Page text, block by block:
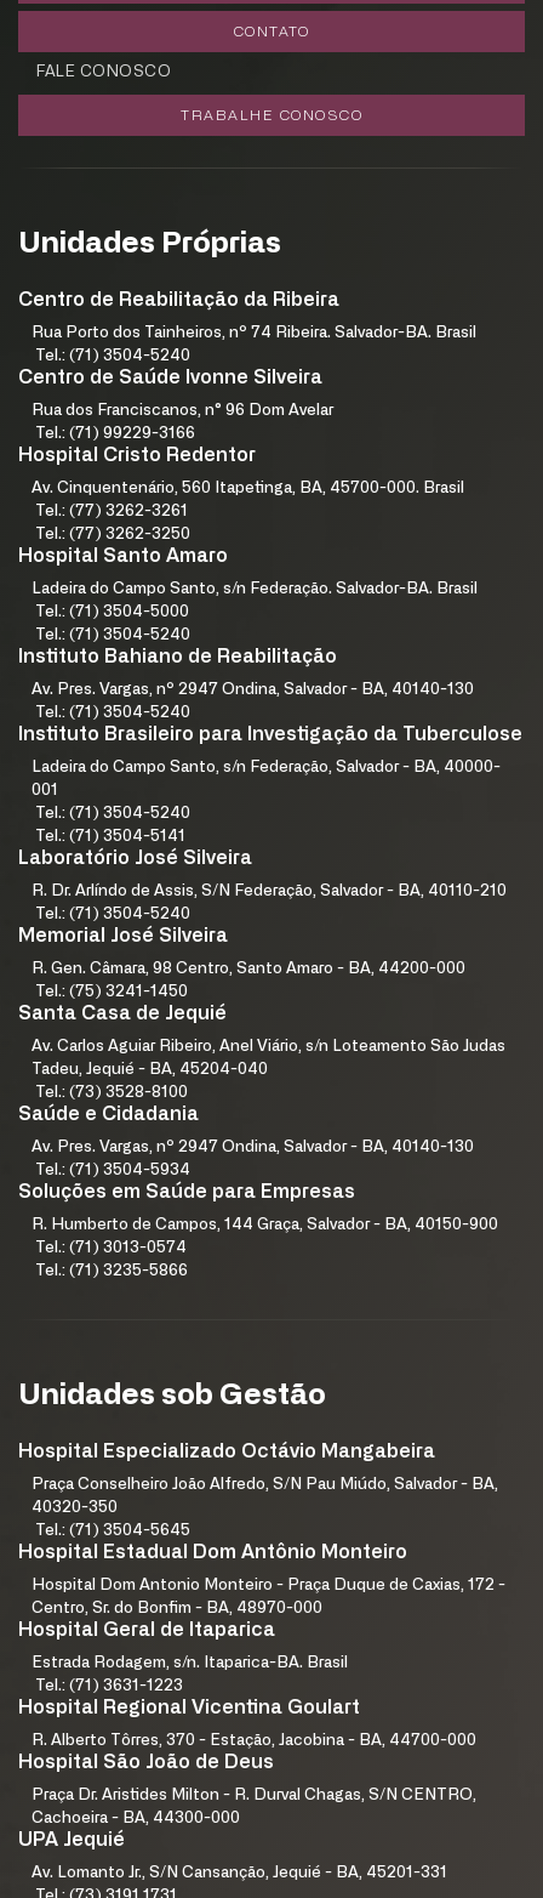
CONTATO
FALE CONOSCO
TRABALHE CONOSCO
Unidades Próprias
Centro de Reabilitação da Ribeira
Rua Porto dos Tainheiros, nº 74 Ribeira. Salvador-BA. Brasil
Tel.: (71) 3504-5240
Centro de Saúde Ivonne Silveira
Rua dos Franciscanos, n° 96 Dom Avelar
Tel.: (71) 99229-3166
Hospital Cristo Redentor
Av. Cinquentenário, 560 Itapetinga, BA, 45700-000. Brasil
Tel.: (77) 3262-3261
Tel.: (77) 3262-3250
Hospital Santo Amaro
Ladeira do Campo Santo, s/n Federação. Salvador-BA. Brasil
Tel.: (71) 3504-5000
Tel.: (71) 3504-5240
Instituto Bahiano de Reabilitação
Av. Pres. Vargas, nº 2947 Ondina, Salvador - BA, 40140-130
Tel.: (71) 3504-5240
Instituto Brasileiro para Investigação da Tuberculose
Ladeira do Campo Santo, s/n Federação, Salvador - BA, 40000-
001
Tel.: (71) 3504-5240
Tel.: (71) 3504-5141
Laboratório José Silveira
R. Dr. Arlíndo de Assis, S/N Federação, Salvador - BA, 40110-210
Tel.: (71) 3504-5240
Memorial José Silveira
R. Gen. Câmara, 98 Centro, Santo Amaro - BA, 44200-000
Tel.: (75) 3241-1450
Santa Casa de Jequié
Av. Carlos Aguiar Ribeiro, Anel Viário, s/n Loteamento São Judas
Tadeu, Jequié - BA, 45204-040
Tel.: (73) 3528-8100
Saúde e Cidadania
Av. Pres. Vargas, nº 2947 Ondina, Salvador - BA, 40140-130
Tel.: (71) 3504-5934
Soluções em Saúde para Empresas
R. Humberto de Campos, 144 Graça, Salvador - BA, 40150-900
Tel.: (71) 3013-0574
Tel.: (71) 3235-5866
Unidades sob Gestão
Hospital Especializado Octávio Mangabeira
Praça Conselheiro João Alfredo, S/N Pau Miúdo, Salvador - BA,
40320-350
Tel.: (71) 3504-5645
Hospital Estadual Dom Antônio Monteiro
Hospital Dom Antonio Monteiro - Praça Duque de Caxias, 172 -
Centro, Sr. do Bonfim - BA, 48970-000
Hospital Geral de Itaparica
Estrada Rodagem, s/n. Itaparica-BA. Brasil
Tel.: (71) 3631-1223
Hospital Regional Vicentina Goulart
R. Alberto Tôrres, 370 - Estação, Jacobina - BA, 44700-000
Hospital São João de Deus
Praça Dr. Aristides Milton - R. Durval Chagas, S/N CENTRO,
Cachoeira - BA, 44300-000
UPA Jequié
Av. Lomanto Jr., S/N Cansanção, Jequié - BA, 45201-331